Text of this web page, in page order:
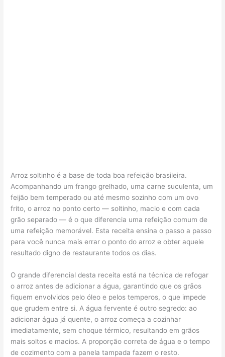
Arroz soltinho é a base de toda boa refeição brasileira.
Acompanhando um frango grelhado, uma carne suculenta, um
feijão bem temperado ou até mesmo sozinho com um ovo
frito, o arroz no ponto certo — soltinho, macio e com cada
grão separado — é o que diferencia uma refeição comum de
uma refeição memorável. Esta receita ensina o passo a passo
para você nunca mais errar o ponto do arroz e obter aquele
resultado digno de restaurante todos os dias.
O grande diferencial desta receita está na técnica de refogar
o arroz antes de adicionar a água, garantindo que os grãos
fiquem envolvidos pelo óleo e pelos temperos, o que impede
que grudem entre si. A água fervente é outro segredo: ao
adicionar água já quente, o arroz começa a cozinhar
imediatamente, sem choque térmico, resultando em grãos
mais soltos e macios. A proporção correta de água e o tempo
de cozimento com a panela tampada fazem o resto.